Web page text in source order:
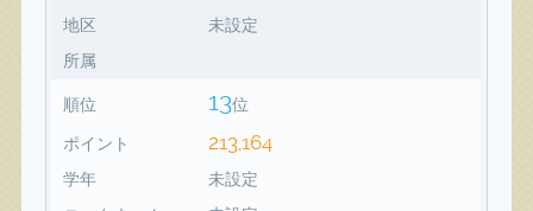
地区
未設定
所属
順位 13位
ポイント 213,164
学年
未設定